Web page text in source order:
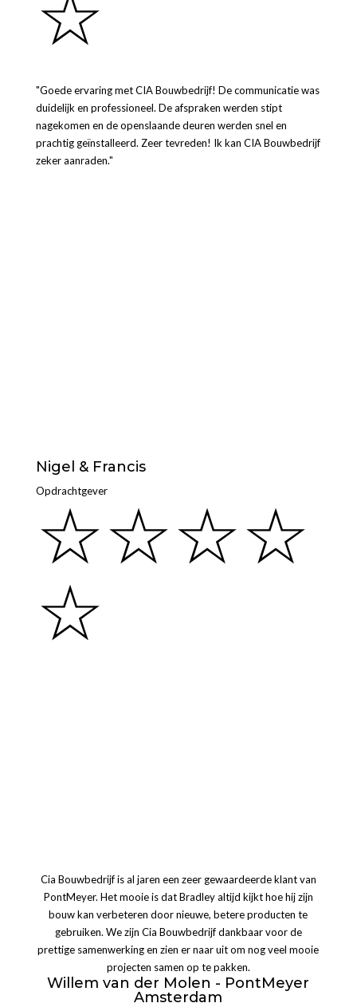
☆
"Goede ervaring met CIA Bouwbedrijf! De communicatie was
duidelijk en professioneel. De afspraken werden stipt
nagekomen en de openslaande deuren werden snel en
prachtig geïnstalleerd. Zeer tevreden! Ik kan CIA Bouwbedrijf
zeker aanraden."
Nigel & Francis
Opdrachtgever
☆☆☆☆
☆
Cia Bouwbedrijf is al jaren een zeer gewaardeerde klant van
PontMeyer. Het mooie is dat Bradley altijd kijkt hoe hij zijn
bouw kan verbeteren door nieuwe, betere producten te
gebruiken. We zijn Cia Bouwbedrijf dankbaar voor de
prettige samenwerking en zien er naar uit om nog veel mooie
projecten samen op te pakken.
Willem van der Molen - PontMeyer
Amsterdam